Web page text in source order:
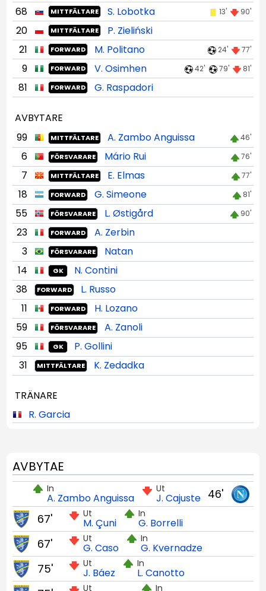
68 MITTFÄLTARE S. Lobotka 13' 90'
20 MITTFÄLTARE
P. Zieliński
21
FORWARD M. Politano 24' 77'
9 FORWARD V. Osimhen 42' 79' 81'
81 FORWARD G. Raspadori
AVBYTARE
99
MITTFÄLTARE A. Zambo Anguissa 46'
6 FÖRSVARARE Mário Rui 76'
7 MITTFÄLTARE E. Elmas 77'
18 FORWARD G. Simeone 81'
55 FÖRSVARARE L. Østigård 90'
23 FORWARD
A. Zerbin
3
FÖRSVARARE
Natan
14
GK
N. Contini
38
FORWARD
L. Russo
11
FORWARD
H. Lozano
59
FÖRSVARARE
A. Zanoli
95
GK
P. Gollini
31
MITTFÄLTARE K. Zedadka
TRÄNARE
R. Garcia
AVBYTAE
46'
Ut
J. Cajuste
In
A. Zambo Anguissa
Ut
M. Çuni
In
G. Borrelli
67'
Ut
G. Caso
In
G. Kvernadze
67'
Ut
J. Báez
In
L. Canotto
75'
Ut In